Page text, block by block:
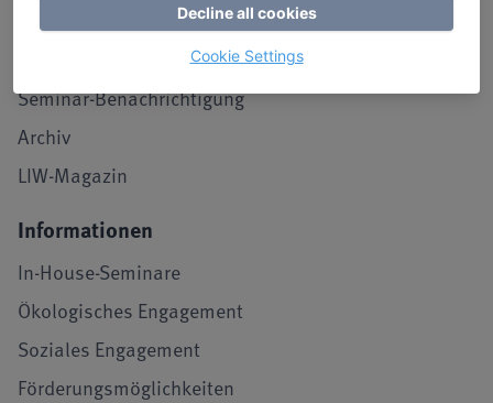
Stimmen von Teilnehmenden
Seminar-Benachrichtigung
Archiv
LIW-Magazin
Informationen
In-House-Seminare
Ökologisches Engagement
Soziales Engagement
Förderungsmöglichkeiten
Decline all cookies
Cookie Settings